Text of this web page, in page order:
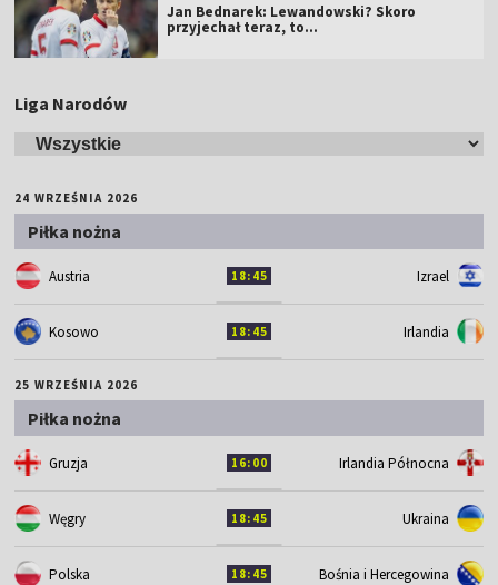
Jan Bednarek: Lewandowski? Skoro
przyjechał teraz, to…
Liga Narodów
24 WRZEŚNIA 2026
Piłka nożna
Austria 18:45 Izrael
Kosowo 18:45 Irlandia
25 WRZEŚNIA 2026
Piłka nożna
Gruzja 16:00 Irlandia Północna
Węgry 18:45 Ukraina
Polska 18:45 Bośnia i Hercegowina